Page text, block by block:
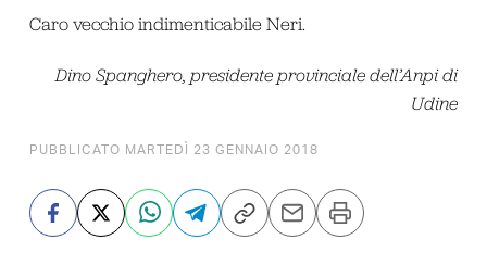
Caro vecchio indimenticabile Neri.
Dino Spanghero, presidente provinciale dell’Anpi di
Udine
PUBBLICATO MARTEDÌ 23 GENNAIO 2018